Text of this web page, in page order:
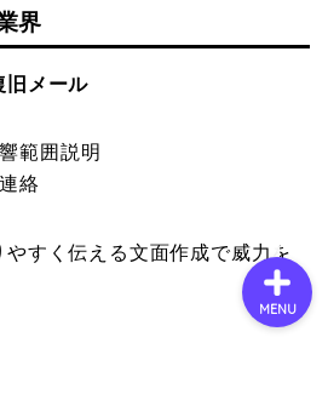
界
旧メール
範囲説明
絡
すく伝える文面作成で威力を
MENU
お問い合わせ